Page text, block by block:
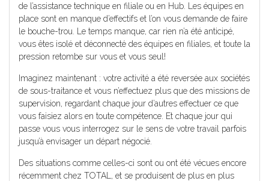
de l’assistance technique en filiale ou en Hub. Les équipes en
place sont en manque d’effectifs et l’on vous demande de faire
le bouche-trou. Le temps manque, car rien n’a été anticipé,
vous êtes isolé et déconnecté des équipes en filiales, et toute la
pression retombe sur vous et vous seul!
Imaginez maintenant : votre activité a été reversée aux sociétés
de sous-traitance et vous n’effectuez plus que des missions de
supervision, regardant chaque jour d’autres effectuer ce que
vous faisiez alors en toute compétence. Et chaque jour qui
passe vous vous interrogez sur le sens de votre travail parfois
jusqu’à envisager un départ négocié.
Des situations comme celles-ci sont ou ont été vécues encore
récemment chez TOTAL, et se produisent de plus en plus